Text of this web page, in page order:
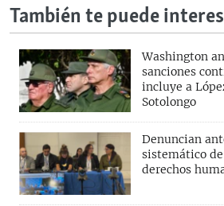
También te puede
Washington
sanciones
incluye a
Sotolongo
Denuncian
sistemático
derechos